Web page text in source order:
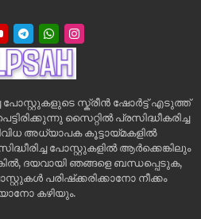
പോസ്റ്റുകളുടെ സ്ക്രീൻ ഷോർട്ട് എടുത്ത്
സൈറ്റിൽ പ്രസിദ്ധീകരിച്ച
അധ്യാപക കൂട്ടായ്മകളിൽ
പോസ്റ്റുകളിൽ ആർക്കെങ്കിലും
ദയവായി ഞങ്ങളെ ബന്ധപ്പെടുക,
പരിഷ്‌ക്കരിക്കാനോ നീക്കം
കഴിയും.